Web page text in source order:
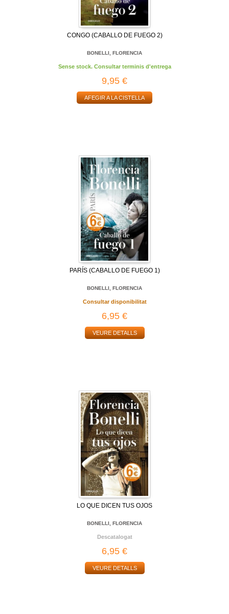
CONGO (CABALLO DE FUEGO 2)
BONELLI, FLORENCIA
Sense stock. Consultar terminis d'entrega
9,95 €
AFEGIR A LA CISTELLA
PARÍS (CABALLO DE FUEGO 1)
BONELLI, FLORENCIA
Consultar disponibilitat
6,95 €
VEURE DETALLS
LO QUE DICEN TUS OJOS
BONELLI, FLORENCIA
Descatalogat
6,95 €
VEURE DETALLS